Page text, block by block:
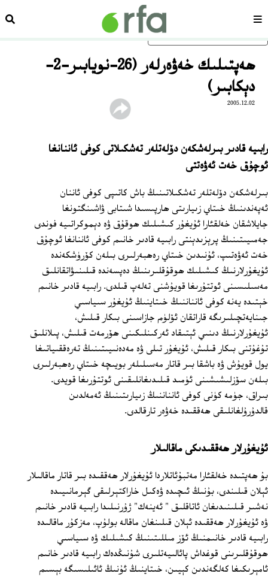
ئاساسلىق مەزمۇنغا ئاتلاڭسەھىپە
ھەپتىلىك خەۋەرلەر (26-نويابىر-2-
دېكابىر)
2005.12.02
رابىيە قادىر بىرلەشكەن دۆلەتلەر تەشكىلاتى كوفى ئاننانغا
ئوچۇق خەت ئەۋەتتى
بىرلەشكەن دۆلەتلەر تەشكىلاتىنىڭ باش كاتىپى كوفى ئاننان
ئەپەندىنىڭ خىتاي زىيارىتى ھارپىسىدا شىتابى ۋاشىنگتونغا
جايلاشقان خەلقئارا ئۇيغۇر كىشىلىك ھوقۇق ۋە دېموكراتىيە فوندى
جەمىيىتىنىڭ پرېزىدېنتى رابىيە قادىر خانىم كوفى ئاننانغا ئوچۇق
خەت ئەۋەتىپ، ئۇنىدىن خىتاي رەھبەرلىرى بىلەن كۆرۈشكەندە
ئۇيغۇرلارنىڭ كىشىلىك ھوقۇقلىرىنىڭ دەپسەندە قىلىنىۋاتقانلىق
مەسىلىسىنى ئوتتۇرىغا قويۇشنى تەلەپ قىلدى. رابىيە قادىر خانىم
خېتىدە يەنە كوفى ئانناننىڭ خىتاينىڭ ئۇيغۇر سىياسىي
جىنايەتچىلىرىگە قاراتقان ئۆلۈم جازاسىنى بىكار قىلىش،
ئۇيغۇرلارنىڭ دىنىي ئېتىقاد ئەركىنلىكىنى ھۆرمەت قىلىش، پىلانلىق
تۇغۇتنى بىكار قىلىش، ئۇيغۇر تىلى ۋە مەدەنىيىتىنىڭ تەرەققىياتىغا
يول قويۇش ۋە باشقا بىر قاتار مەسىلىلەر بويىچە خىتاي رەھبەرلىرى
بىلەن سۆزلىشىشىنى ئۈمىد قىلىدىغانلىقىنى ئوتتۇرىغا قويدى.
بىراق، جۈمە كۈنى كوفى ئانناننىڭ زىيارىتىنىڭ ئەمەلدىن
قالدۇرۇلغانلىقى ھەققىدە خەۋەر تارقالدى.
ئۇيغۇرلار ھەققىدىكى ماقالىلار
بۇ ھەپتىدە خەلقئارا مەتبۇئاتلاردا ئۇيغۇرلار ھەققىدە بىر قاتار ماقالىلار
ئېلان قىلىندى، بۇنىڭ ئىچىدە ۋەكىل خاراكتېرلىقى گېرمانىيىدە
نەشىر قىلىنىدىغان ئاتاقلىق " ئەينەك" ژۇرنىلىدا رابىيە قادىر خانىم
ۋە ئۇيغۇرلار ھەققىدە ئېلان قىلىنغان ماقالە بولۇپ، مەزكۇر ماقالىدە
رابىيە قادىر خانىمنىڭ ئۆز مىللىتىنىڭ كىشىلىك ۋە سىياسىي
ھوقۇقلىرىنى قوغداش پائالىيەتلىرى شۇنىڭدەك رابىيە قادىر خانىم
ئامېرىكىغا كەلگەندىن كېيىن، خىتاينىڭ ئۇنىڭ ئائىلىسىگە بېسىم